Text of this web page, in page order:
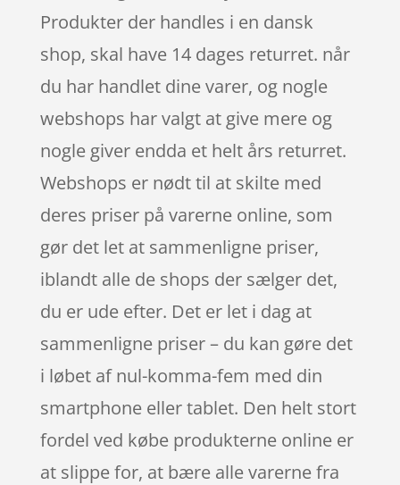
Produkter der handles i en dansk
shop, skal have 14 dages returret. når
du har handlet dine varer, og nogle
webshops har valgt at give mere og
nogle giver endda et helt års returret.
Webshops er nødt til at skilte med
deres priser på varerne online, som
gør det let at sammenligne priser,
iblandt alle de shops der sælger det,
du er ude efter. Det er let i dag at
sammenligne priser – du kan gøre det
i løbet af nul-komma-fem med din
smartphone eller tablet. Den helt stort
fordel ved købe produkterne online er
at slippe for, at bære alle varerne fra